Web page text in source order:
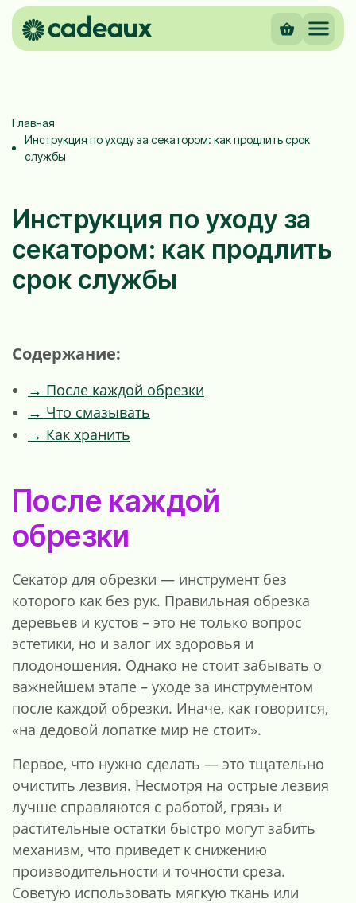
Главная
Инструкция по уходу за секатором: как продлить срок
службы
Инструкция по уходу за
секатором: как продлить
срок службы
Содержание:
→ После каждой обрезки
→ Что смазывать
→ Как хранить
После каждой
обрезки
Секатор для обрезки — инструмент без
которого как без рук. Правильная обрезка
деревьев и кустов – это не только вопрос
эстетики, но и залог их здоровья и
плодоношения. Однако не стоит забывать о
важнейшем этапе – уходе за инструментом
после каждой обрезки. Иначе, как говорится,
«на дедовой лопатке мир не стоит».
Первое, что нужно сделать — это тщательно
очистить лезвия. Несмотря на острые лезвия
лучше справляются с работой, грязь и
растительные остатки быстро могут забить
механизм, что приведет к снижению
производительности и точности среза.
Советую использовать мягкую ткань или